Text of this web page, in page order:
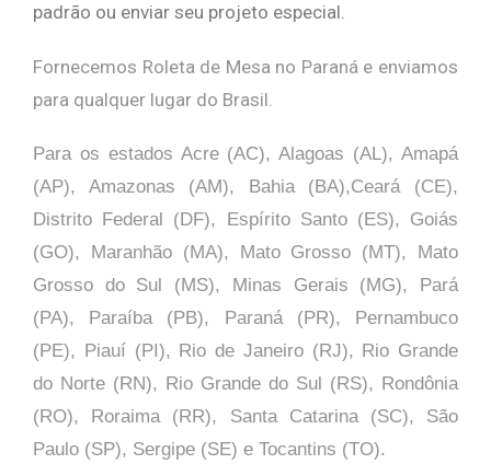
padrão ou enviar seu projeto especial.
Fornecemos Roleta de Mesa no Paraná e enviamos
para qualquer lugar do Brasil.
Para os estados Acre (AC), Alagoas (AL), Amapá
(AP), Amazonas (AM), Bahia (BA),Ceará (CE),
Distrito Federal (DF), Espírito Santo (ES), Goiás
(GO), Maranhão (MA), Mato Grosso (MT), Mato
Grosso do Sul (MS), Minas Gerais (MG), Pará
(PA), Paraíba (PB), Paraná (PR), Pernambuco
(PE), Piauí (PI), Rio de Janeiro (RJ), Rio Grande
do Norte (RN), Rio Grande do Sul (RS), Rondônia
(RO), Roraima (RR), Santa Catarina (SC), São
Paulo (SP), Sergipe (SE) e Tocantins (TO).